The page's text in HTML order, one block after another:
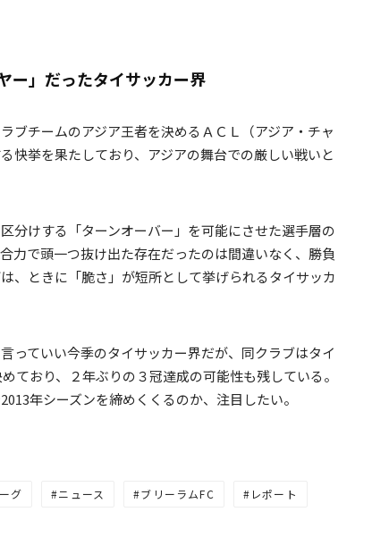
ー」だったタイサッカー界
ブチームのアジア王者を決めるＡＣＬ（アジア・チャ
快挙を果たしており、アジアの舞台での厳しい戦いと
分けする「ターンオーバー」を可能にさせた選手層の
力で頭一つ抜け出た存在だったのは間違いなく、勝負
、ときに「脆さ」が短所として挙げられるタイサッカ
っていい今季のタイサッカー界だが、同クラブはタイ
ており、２年ぶりの３冠達成の可能性も残している。
年シーズンを締めくくるのか、注目したい。
グ ニュース ブリーラムFC レポート